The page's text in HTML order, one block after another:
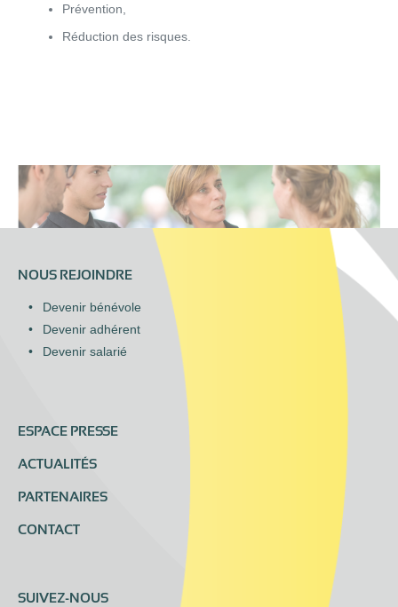
Prévention,
Réduction des risques.
NOUS REJOINDRE
Devenir bénévole
Devenir adhérent
Devenir salarié
ESPACE PRESSE
ACTUALITÉS
PARTENAIRES
CONTACT
SUIVEZ-NOUS